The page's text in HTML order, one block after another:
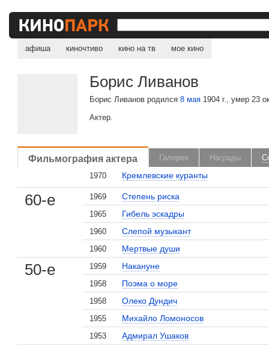
афиша киночтиво кино на тв мое кино
Борис Ливанов
Борис Ливанов родился8 мая 1904 г., умер 23
Актер.
Фильмография актера Галерея Награды
1970
Кремлевские куранты
60-е 1969 Степень риска
1965 Гибель эскадры
1960 Слепой музыкант
1960 Мертвые души
50-е 1959 Накануне
1958 Поэма о море
1958 Олеко Дундич
1955 Михайло Ломоносов
1953 Адмирал Ушаков